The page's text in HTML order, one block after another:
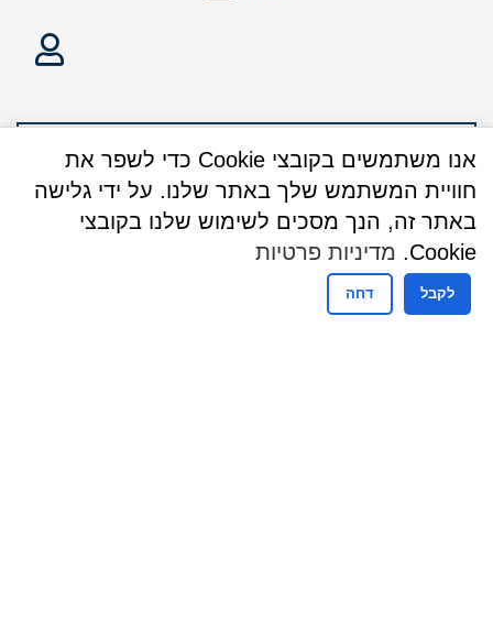
אנו משתמשים בקובצי Cookie כדי לשפר את
חוויית המשתמש שלך באתר שלנו. על ידי גלישה
באתר זה, הנך מסכים לשימוש שלנו בקובצי
Cookie.
מדיניות פרטיות
לקבל דחה